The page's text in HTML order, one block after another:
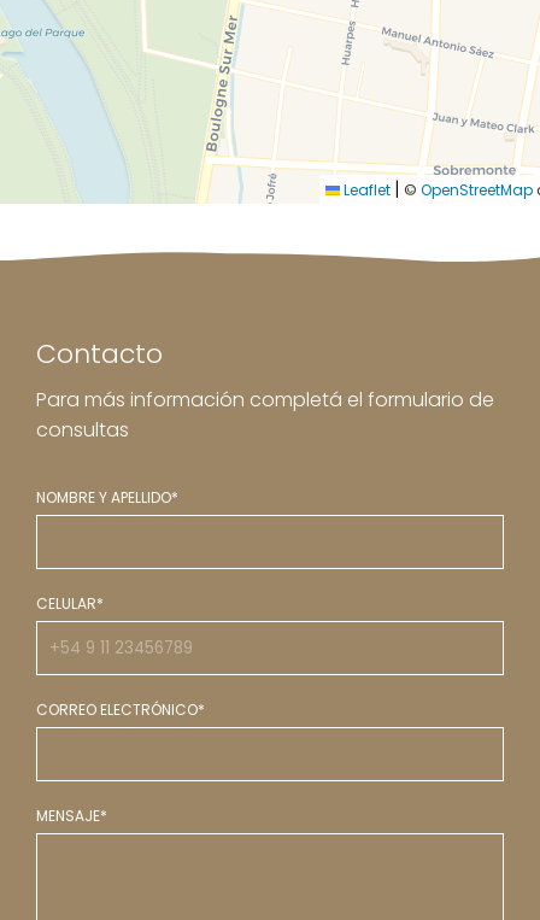
Leaflet | © OpenStreetMap
Contacto
Para más información completá el formulario de
consultas
NOMBRE Y APELLIDO*
CELULAR*
CORREO ELECTRÓNICO*
MENSAJE*